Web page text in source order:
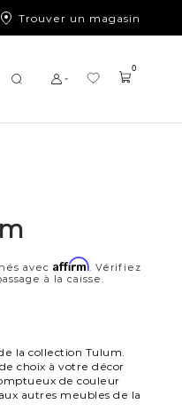
Trouver un magasin
0
avec Affirm. Vérifiez
à la caisse.
la collection Tulum.
choix à votre décor
de couleur
autres meubles de la